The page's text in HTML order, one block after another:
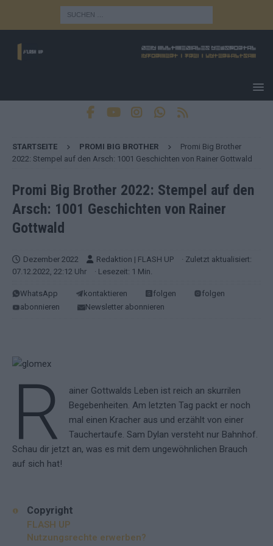
STARTSEITE PROMI BIG BROTHER
Promi Big Brother
2022: Stempel auf den Arsch: 1001 Geschichten von Rainer Gottwald
Promi Big Brother 2022: Stempel auf den
Arsch: 1001 Geschichten von Rainer
Gottwald
Dezember 2022 Redaktion | FLASH UP
· Zuletzt aktualisiert:
07.12.2022, 22:12 Uhr
· Lesezeit: 1 Min.
WhatsApp kontaktieren folgen
folgen
abonnieren
Newsletter abonnieren
R
ainer Gottwalds Leben ist reich an skurrilen
Begebenheiten. Am letzten Tag packt er noch
mal einen Kracher aus und erzählt von einer
Tauchertaufe. Sam Dylan versteht nur Bahnhof.
Schau dir jetzt an, was es mit dem ungewöhnlichen Brauch
auf sich hat!
Copyright
FLASH UP
Nutzungsrechte erwerben?